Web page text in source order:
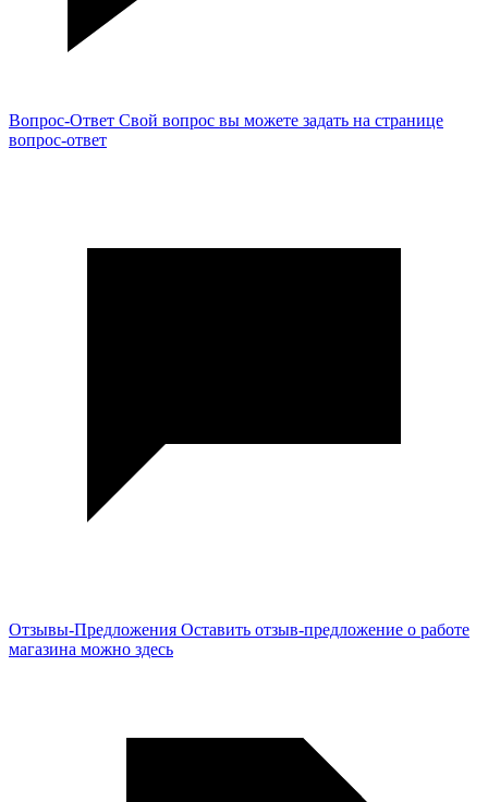
Вопрос-Ответ Свой вопрос вы можете задать на странице
вопрос-ответ
Отзывы-Предложения Оставить отзыв-предложение о работе
магазина можно здесь